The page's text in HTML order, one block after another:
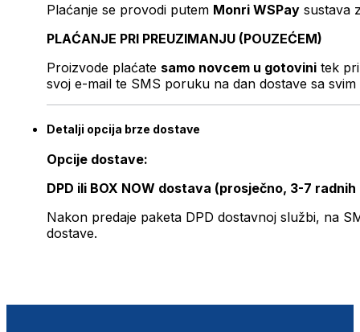
Plaćanje se provodi putem Monri WSPay sustava
PLAĆANJE PRI PREUZIMANJU (POUZEĆEM)
Proizvode plaćate samo novcem u gotovini tek
svoj e-mail te SMS poruku na dan dostave sa svim
Detalji opcija brze dostave
Opcije dostave:
DPD ili BOX NOW dostava (prosječno, 3-7 radnih
Nakon predaje paketa DPD dostavnoj službi, na
dostave.